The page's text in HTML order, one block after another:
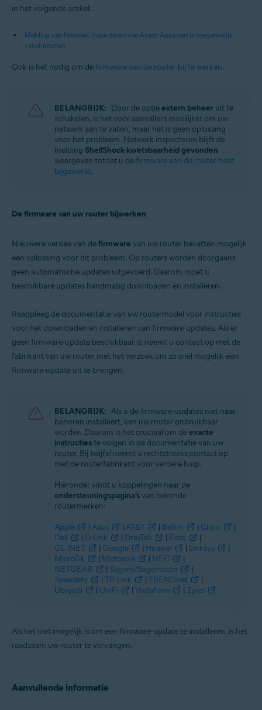
in het volgende artikel:
Melding van Netwerk inspecteren van Avast: Apparaat is toegankelijk
vanaf internet
Ook is het nodig om defirmware van de router bij te werken.
BELANGRIJK: Door de optieextern beheer uit te
schakelen, is het voor aanvallers moeilijker om uw
netwerk aan te vallen, maar het is geen oplossing
voor het probleem. Netwerk inspecteren blijft de
melding ShellShock-kwetsbaarheid gevonden
weergeven totdat u defirmware van de router hebt
bijgewerkt.
De firmware van uw router bijwerken
Nieuwere versies van defirmware van uw router bevatten mogelijk
een oplossing voor dit probleem. Op routers worden doorgaans
geen automatische updates uitgevoerd. Daarom moet u
beschikbare updates handmatig downloaden en installeren.
Raadpleeg de documentatie van uw routermodel voor instructies
voor het downloaden en installeren van firmware-updates. Als er
geen firmware-update beschikbaar is, neemt u contact op met de
fabrikant van uw router met het verzoek om zo snel mogelijk een
firmware-update uit te brengen.
BELANGRIJK: Als u de firmware-updates niet naar
behoren installeert, kan uw router onbruikbaar
worden. Daarom is het cruciaal om deexacte
instructieste volgen in de documentatie van uw
router. Bij twijfel neemt u rechtstreeks contact op
met de routerfabrikant voor verdere hulp.
Hieronder vindt u koppelingen naar de
ondersteuningspagina'svan bekende
routermerken:
Apple | Asus | AT&T | Belkin | Cisco
|
Dell
| D-Link | DrayTek | Eero
|
GL.iNET
| Google | Huawei | Linksys
|
MicroTik
| Motorola | NEC
|
NETGEAR
| Sagem/Sagemcom
|
Speedefy
| TP-Link | TRENDnet
|
Ubiquiti
| UniFi | Vodafone | Zyxel
Als het niet mogelijk is om een firmware-update te installeren, is het
raadzaam uw router te vervangen.
Aanvullende informatie